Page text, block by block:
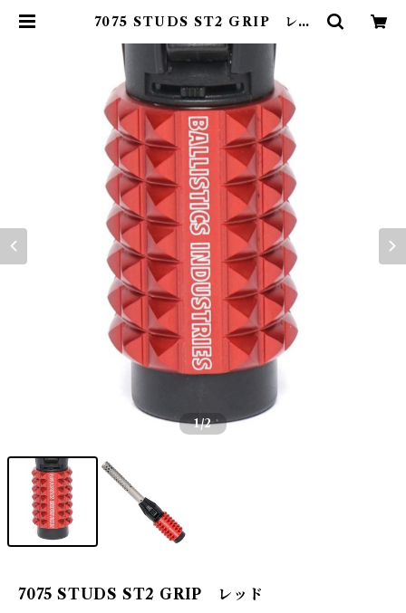
7075 STUDS ST2 GRIP レッ
1/2
7075 STUDS ST2 GRIP レッド